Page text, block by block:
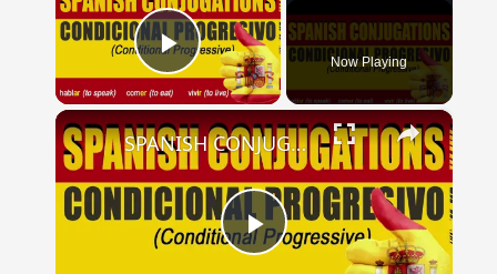
Play Video Now Playing
×
Play
SPANISH CONJUGATIONS: Conditional Progressive (Condicional Progresivo)